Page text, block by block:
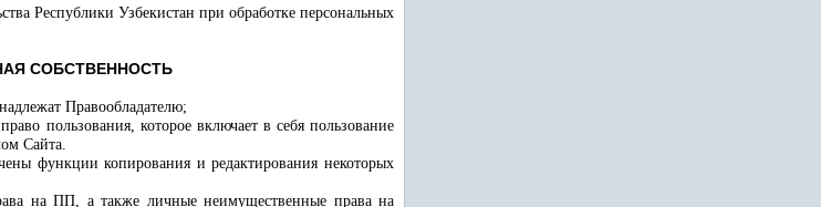
Республики Узбекистан при обработке персональных
СОБСТВЕННОСТЬ
Правообладателю;
пользования, которое включает в себя пользование
Сайта.
функции копирования и редактирования некоторых
на ПП, а также личные неимущественные права на